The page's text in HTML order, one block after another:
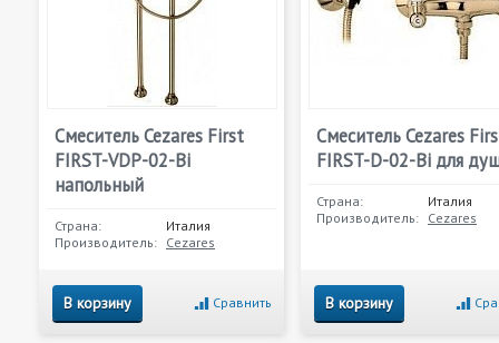
Смеситель Cezares First
FIRST-VDP-02-Bi
напольный
Страна:
Италия
Производитель: Cezares
В корзину Сравнить
Смеситель Cezares
FIRST-D-02-Bi для
Страна:
Италия
Производитель: Cezares
В корзину